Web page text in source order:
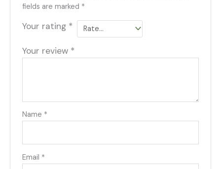
fields are marked *
Your rating *
Your review *
Name *
Email *